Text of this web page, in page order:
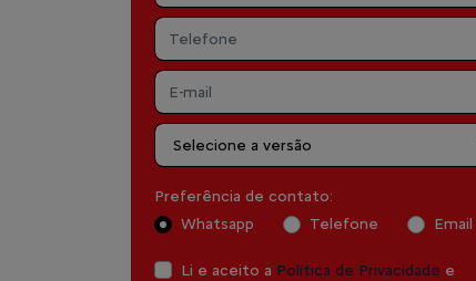
Preferência de contato:
Whatsapp
Telefone Email
Li e aceito a Política de Privacidade e